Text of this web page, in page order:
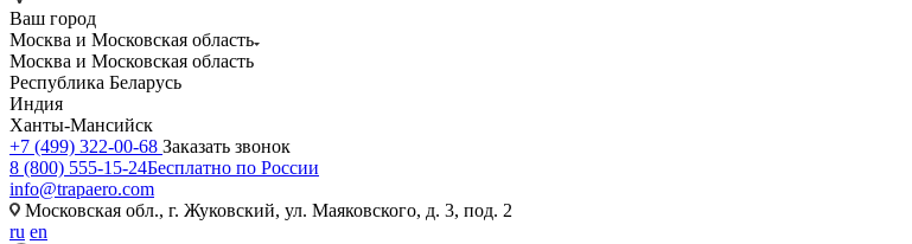
Ваш город
Москва и Московская область
Москва и Московская область
Республика Беларусь
Индия
Ханты-Мансийск
+7 (499) 322-00-68 Заказать звонок
8 (800) 555-15-24Бесплатно по России
info@trapaero.com
Московская обл., г. Жуковский, ул. Маяковского, д. 3, под. 2
ru en